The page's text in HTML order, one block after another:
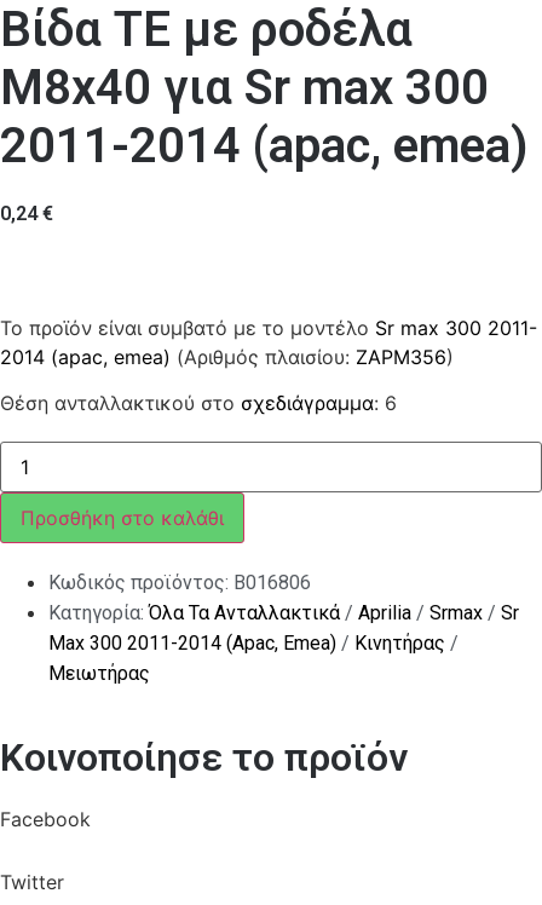
Βίδα ΤΕ με ροδέλα
M8x40 για Sr max 300
2011-2014 (apac, emea)
0,24€
Το προϊόν είναι συμβατό με το μοντέλο Sr max 300 2011-
2014 (apac, emea) (Αριθμός πλαισίου: ZAPM356)
Θέση ανταλλακτικού στο σχεδιάγραμμα: 6
Βίδα
ΤΕ
με
ροδέλα
M8x40
ποσότητα
Προσθήκη στο καλάθι
Κωδικός προϊόντος: B016806
Κατηγορία:Όλα Τα Ανταλλακτικά/ Aprilia / Srmax / Sr
Max 300 2011-2014 (Apac, Emea) / Κινητήρας /
Μειωτήρας
Κοινοποίησε το προϊόν
Facebook
Twitter